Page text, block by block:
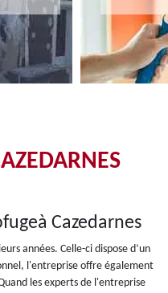
Cazedarnes
années. Celle-ci dispose d’un
l'entreprise offre également
les experts de l'entreprise